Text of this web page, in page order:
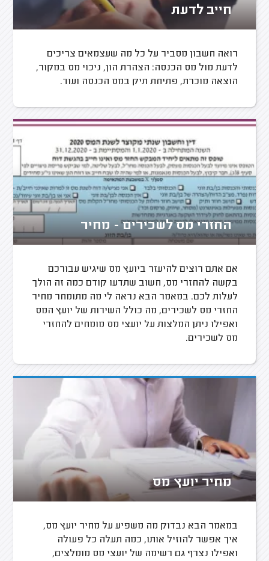
חייב לדעת
רואה חשבון מסביר על כל מה שעצמאים צריכים
לדעת מול מס הכנסה: הצהרת הון, ניכוי מס במקור,
הוצאה מוכרת, פתיחת תיק במס הכנסה ועוד.
החזרי מס לשכירים - מחיר
אם אתם רוצים להיעזר ביועץ מס שיגיש עבורכם
בקשה להחזרי מס, חשוב שתדעו קודם כמה זה הולך
לעלות לכם. במאמר הבא נראה לי מה מתומחר מחיר
החזרי מס לשכירים, מה כולל השירות של יועץ המס
ואפילו ניתן המלצות על יועצי מס מומחים להחזרי
מס לשכירים.
מחיר יועץ מס
במאמר הבא נבדוק מה משפיע על מחיר יועץ מס,
איך אפשר להוזיל אותו, כמה תעלה כל פעולה
ואפילו נצרף גם רשימה של יועצי מס מומלצים,